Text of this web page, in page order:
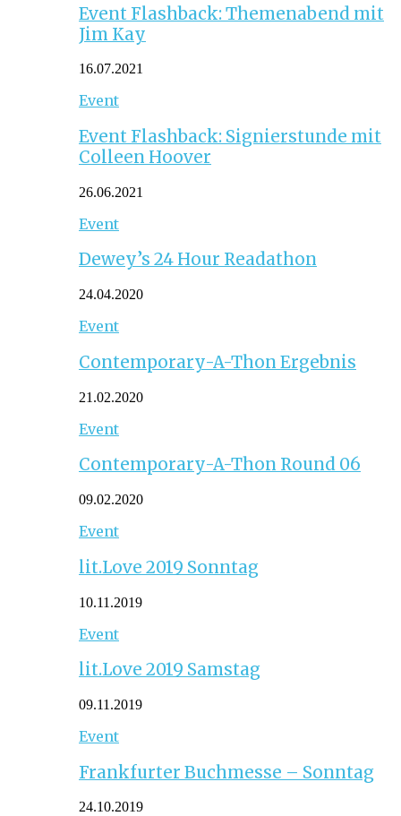
Event Flashback: Themenabend mit
Jim Kay
16.07.2021
Event
Event Flashback: Signierstunde mit
Colleen Hoover
26.06.2021
Event
Dewey’s 24 Hour Readathon
24.04.2020
Event
Contemporary-A-Thon Ergebnis
21.02.2020
Event
Contemporary-A-Thon Round 06
09.02.2020
Event
lit.Love 2019 Sonntag
10.11.2019
Event
lit.Love 2019 Samstag
09.11.2019
Event
Frankfurter Buchmesse – Sonntag
24.10.2019